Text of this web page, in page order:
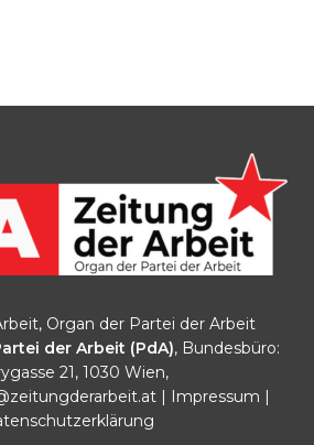
Organ der Partei der Arbeit
der Arbeit (PdA), Bundesbüro:
21, 1030 Wien,
| Impressum |